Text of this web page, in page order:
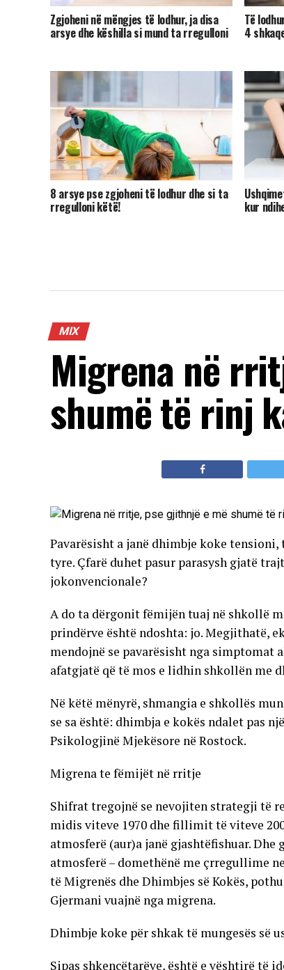
Zgjoheni në mëngjes të lodhur, ja disa
arsye dhe këshilla si mund ta rregulloni
Të
4
8 arsye pse zgjoheni të lodhur dhe si ta
rregulloni këtë! kur
MIX
Migrena në
shumë të rinj
Pavarësisht a janë dhimbje koke
tyre. Çfarë duhet pasur parasysh gjatë
jokonvencionale?
A do ta dërgonit fëmijën tuaj në shkollë
prindërve është ndoshta: jo. Megjithatë,
mendojnë se pavarësisht nga simptomat
afatgjatë që të mos e lidhin shkollën me
Në këtë mënyrë, shmangia e shkollës
se sa është: dhimbja e kokës ndalet pas
Psikologjinë Mjekësore në Rostock.
Migrena te fëmijët në rritje
Shifrat tregojnë se nevojiten strategji të
midis viteve 1970 dhe fillimit të viteve
atmosferë (aur)a janë gjashtëfishuar.
atmosferë – domethënë me çrregullime
të Migrenës dhe Dhimbjes së Kokës,
Gjermani vuajnë nga migrena.
Dhimbje koke për shkak të mungesës së
Sipas shkencëtarëve, është e vështirë të